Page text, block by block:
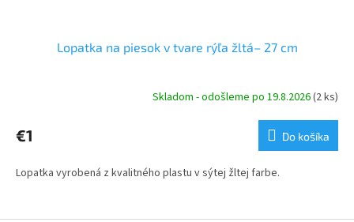
Lopatka na piesok v tvare rýľa žltá– 27 cm
Skladom - odošleme po 19.8.2026(2 ks)
€1 Do košíka
Lopatka vyrobená z kvalitného plastu v sýtej žltej farbe.